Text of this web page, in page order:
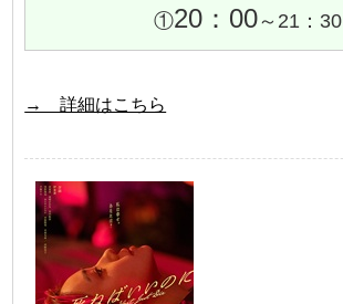
①20：00～21：30
→ 詳細はこちら